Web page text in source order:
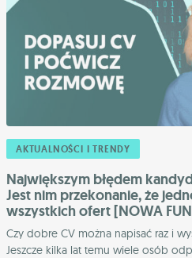
AKTUALNOŚCI I TRENDY
Największym błędem
Jest nim przekonanie, że
wszystkich ofert [NOWA
Czy dobre CV można napisać raz i
Jeszcze kilka lat temu wiele osób